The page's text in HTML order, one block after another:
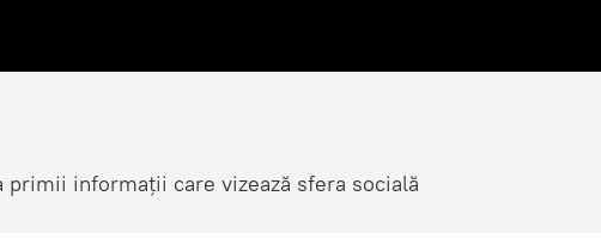
informații care vizează sfera socială